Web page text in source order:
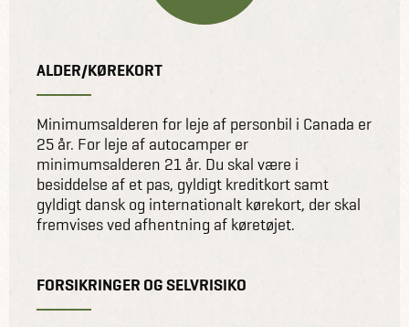
ALDER/KØREKORT
Minimumsalderen for leje af personbil i Canada er
25 år. For leje af autocamper er
minimumsalderen 21 år. Du skal være i
besiddelse af et pas, gyldigt kreditkort samt
gyldigt dansk og internationalt kørekort, der skal
fremvises ved afhentning af køretøjet.
FORSIKRINGER OG SELVRISIKO